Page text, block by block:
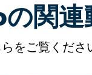
関連
をご覧くださ